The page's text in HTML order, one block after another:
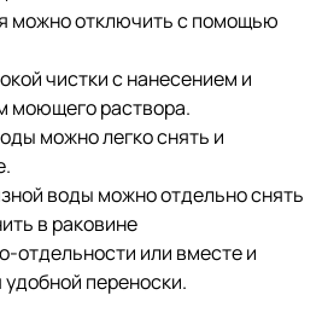
можно отключить с помощью
чистки с нанесением и
моющего раствора.
можно легко снять и
воды можно отдельно снять
в раковине
или вместе и
переноски.